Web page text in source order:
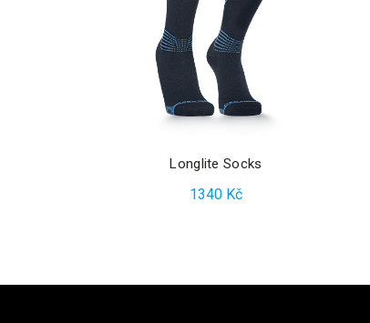
Longlite Socks
1340 Kč